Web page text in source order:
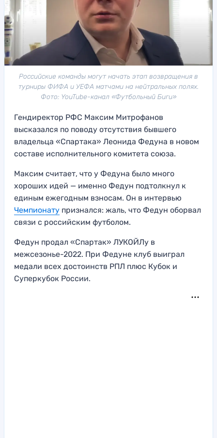
Российские команды могут начать этап возвращения в
турниры ФИФА и УЕФА матчами на нейтральных полях.
Фото: YouTube-канал «Футбольный Биги»
Гендиректор РФС Максим Митрофанов
высказался по поводу отсутствия бывшего
владельца «Спартака» Леонида Федуна в новом
составе исполнительного комитета союза.
Максим считает, что у Федуна было много
хороших идей — именно Федун подтолкнул к
единым ежегодным взносам. Он в интервью
Чемпионату признался: жаль, что Федун оборвал
связи с российским футболом.
Федун продал «Спартак» ЛУКОЙЛу в
межсезонье-2022. При Федуне клуб выиграл
медали всех достоинств РПЛ плюс Кубок и
Суперкубок России.